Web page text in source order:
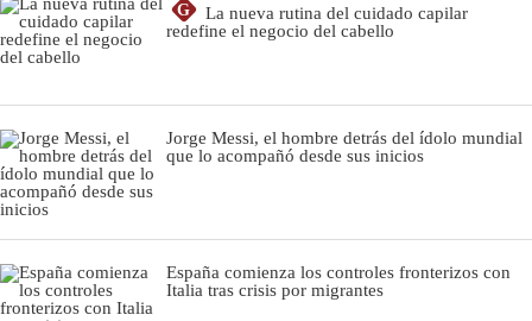
G
La nueva rutina del cuidado capilar
redefine el negocio del cabello
Jorge Messi, el hombre detrás del ídolo mundial
que lo acompañó desde sus inicios
España comienza los controles fronterizos con
Italia tras crisis por migrantes